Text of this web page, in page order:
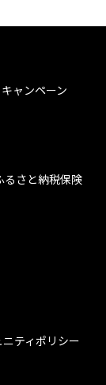
キャンペーン
るさと納税保険
ニティポリシー